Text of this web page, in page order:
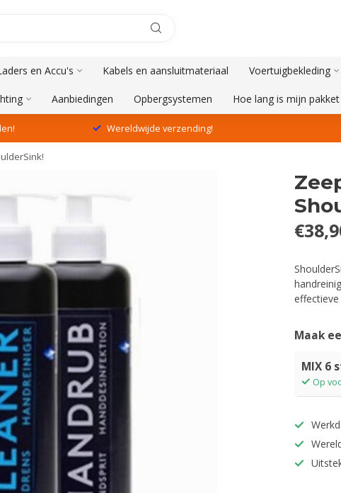
en Accu's Kabels en aansluitmateriaal Voertuigbekleding
Aanbiedingen Opbergsystemen Hoe lang is mijn
Wereldwijde verzending!
Maak
MIX 6
Op